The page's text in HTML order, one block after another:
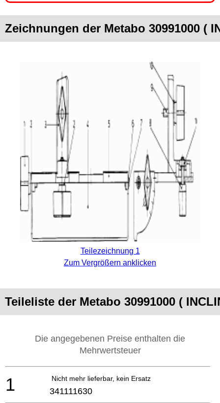
Zeichnungen der Metabo 30991000 (
Teilezeichnung 1
Zum Vergrößern anklicken
Teileliste der Metabo 30991000 (
Die angegebenen Preise enthalten die
Mehrwertsteuer
Nicht mehr lieferbar, kein Ersatz
1 341111630